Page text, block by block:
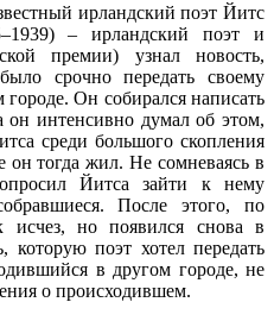
ирландский поэт Йитс
– ирландский поэт и
премии) узнал новость,
срочно передать своему
Он собирался написать
он интенсивно думал об этом,
среди большого скопления
он тогда жил. Не сомневаясь в
Йитса зайти к нему
После этого, по
исчез, но появился снова в
которую поэт хотел передать
в другом городе, не
о происходившем.